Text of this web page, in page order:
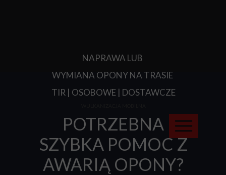
NAPRAWA LUB
WYMIANA OPONY NA TRASIE
TIR | OSOBOWE | DOSTAWCZE
POTRZEBNA
SZYBKA POMOC Z
AWARIĄ OPONY?